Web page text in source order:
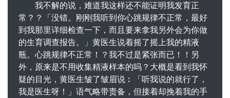
我不解的说，难道我这样还不能证明我发育正
常？？「没错。刚刚我听到你心跳规律不正常，最好
到我那里详细检查一下，而且要来拿我另外会为你做
的生育调查报告。」黄医生说着摇了摇上我的精液
瓶。心跳规律不正常！？我不过是紧张而已！！另
外，原来是不用收集精液样本的吗？大概是看到我怀
疑的目光，黄医生皱了皱眉说︰「听我说的就行了，
我是医生呀！」语气略带责备，但接着却挽着我的手